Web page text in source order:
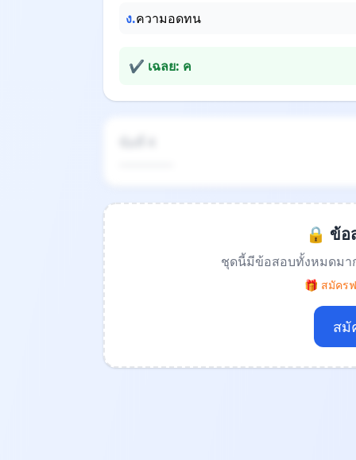
ง.ความอดทน
✔ เฉลย: ค
🔒 ข้อ
ชุดนี้มีข้อสอบทั้งหมดมา
🎁 สมัคร
สมั